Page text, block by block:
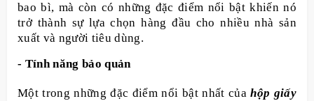
bao bì, mà còn có những đặc điểm nổi bật khiến nó
trở thành sự lựa chọn hàng đầu cho nhiều nhà sản
xuất và người tiêu dùng.
- Tính năng bảo quản
Một trong những đặc điểm nổi bật nhất củahộp giấy